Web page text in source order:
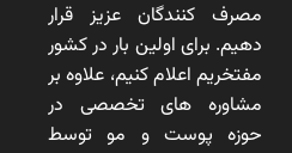
مصرف کنندگان عزیز قرار
دهیم. برای اولین بار در کشور
مفتخریم اعلام کنیم، علاوه بر
مشاوره های تخصصی در
حوزه پوست و مو توسط